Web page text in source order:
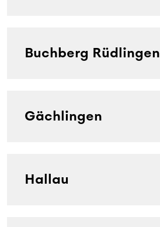
Buchberg Rüdlingen
Gächlingen
Hallau